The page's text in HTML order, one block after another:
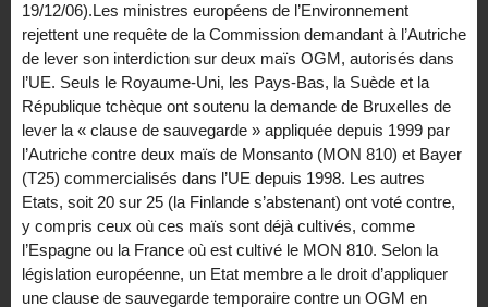
19/12/06).Les ministres européens de l’Environnement
rejettent une requête de la Commission demandant à l’Autriche
de lever son interdiction sur deux maïs OGM, autorisés dans
l’UE. Seuls le Royaume-Uni, les Pays-Bas, la Suède et la
République tchèque ont soutenu la demande de Bruxelles de
lever la « clause de sauvegarde » appliquée depuis 1999 par
l’Autriche contre deux maïs de Monsanto (MON 810) et Bayer
(T25) commercialisés dans l’UE depuis 1998. Les autres
Etats, soit 20 sur 25 (la Finlande s’abstenant) ont voté contre,
y compris ceux où ces maïs sont déjà cultivés, comme
l’Espagne ou la France où est cultivé le MON 810. Selon la
législation européenne, un Etat membre a le droit d’appliquer
une clause de sauvegarde temporaire contre un OGM en